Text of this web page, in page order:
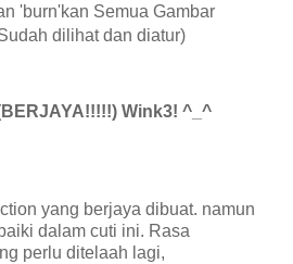
'burn'kan Semua Gambar
dilihat dan diatur)
Wink3! ^_^
yang berjaya dibuat. namun
dalam cuti ini. Rasa
perlu ditelaah lagi,